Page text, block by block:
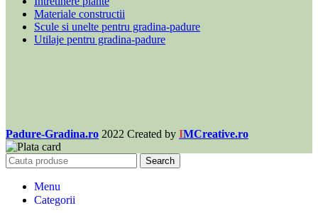
Materiale constructii
Scule si unelte pentru gradina-padure
Utilaje pentru gradina-padure
Padure-Gradina.ro 2022 Created by IMCreative.ro
Search
Menu
Categorii